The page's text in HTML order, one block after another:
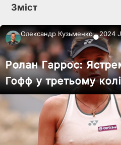
Зміст
Олександр Кузьменко●2024
Ролан Гаррос:
Гофф у третьому колі